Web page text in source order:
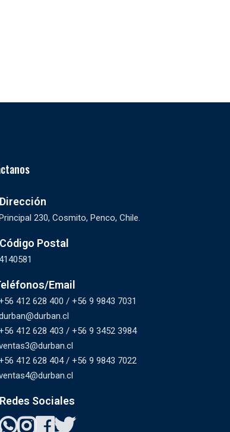
Dirección
230, Cosmito, Penco, Chile.
Código Postal
Email
412 628 400 / +56 9 9843 7031
412 628 403 / +56 9 3452 3984
412 628 404 / +56 9 9843 7022
Redes Sociales